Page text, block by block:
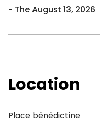
The August 13, 2026
Location
Place bénédictine